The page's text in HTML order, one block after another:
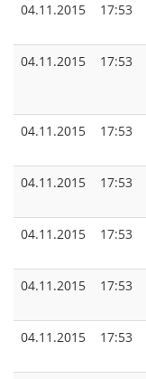
04.11.2015
17:53
04.11.2015
17:53
04.11.2015
17:53
04.11.2015
17:53
04.11.2015
17:53
04.11.2015
17:53
04.11.2015
17:53